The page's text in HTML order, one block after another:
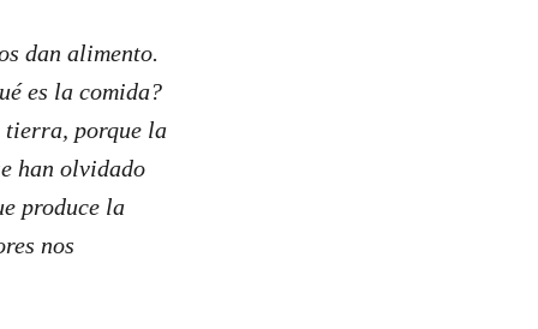
dan alimento.
es la comida?
tierra, porque la
han olvidado
produce la
nos